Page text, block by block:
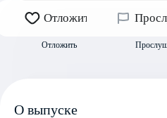
Отложить
Отложить
О выпуске